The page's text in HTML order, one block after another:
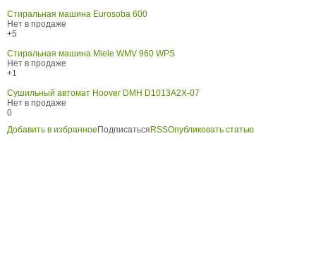
Стиральная машина Eurosoba 600
Нет в продаже
+5
Стиральная машина Miele WMV 960 WPS
Нет в продаже
+1
Сушильный автомат Hoover DMH D1013A2X-07
Нет в продаже
0
Добавить в избранноеПодписатьсяRSSОпубликовать статью